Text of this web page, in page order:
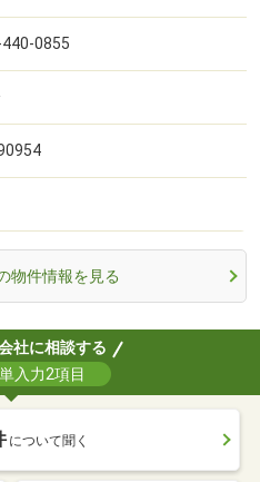
0855
物件情報を見る
社に相談する
入力2項目
について聞く